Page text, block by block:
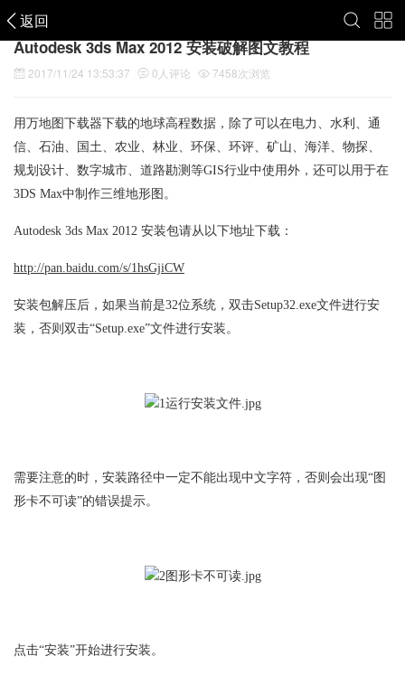
返回
Autodesk 3ds Max 2012 安装破解图文教程
2017/11/24 13:53:37 0 人评论 7458次浏览
用万地图下载器下载的地球高程数据，除了可以在电力、水利、通
信、石油、国土、农业、林业、环保、环评、矿山、海洋、物探、
规划设计、数字城市、道路勘测等GIS行业中使用外，还可以用于在
3DS Max中制作三维地形图。
Autodesk 3ds Max 2012 安装包请从以下地址下载：
http://pan.baidu.com/s/1hsGjiCW
安装包解压后，如果当前是32位系统，双击Setup32.exe文件进行安
装，否则双击“Setup.exe”文件进行安装。
需要注意的时，安装路径中一定不能出现中文字符，否则会出现“图
形卡不可读”的错误提示。
点击“安装”开始进行安装。